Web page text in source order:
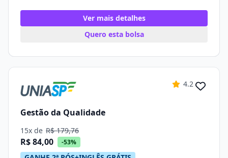
Ver mais detalhes
Quero esta bolsa
4.2
Gestão da Qualidade
15x de R$ 179,76
R$ 84,00 -53%